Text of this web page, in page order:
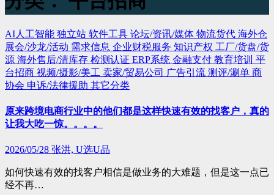
AI人工智能 独立站 软件工具 论坛/资讯/媒体 物流货代 海外仓
展会/沙龙/活动 需求信息 企业财税服务 知识产权 工厂/货盘/货
源 海外售后/清库存 检测认证 ERP系统 金融支付 教育培训 平
台招商 视频/摄影/美工 卖家/贸易公司 广告引流 测评/涮单 商
协会 申诉/法律援助 其它分类
原来跨境电商行业中的他们都是这样快速有效的找客户，真的
让我大吃一惊。。。。
2026/05/28 张洪, U选U品
如何快速有效的找客户相信是做业务的大难题，但是这一点已
经不再…